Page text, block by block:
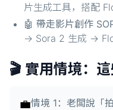
片生成工具，搭配
🤖 帶走影片創作
→ Sora 2 生成 →
🎬 實用情境：
💼情境 1：老闆說「